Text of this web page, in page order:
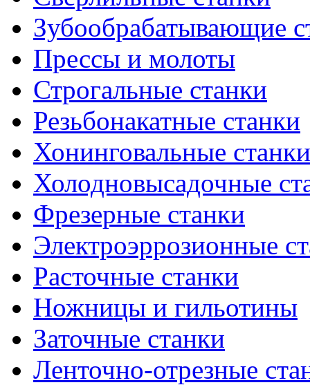
Зубообрабатывающие
Прессы и молоты
Строгальные станки
Резьбонакатные станки
Хонинговальные станки
Холодновысадочные
Фрезерные станки
Электроэррозионные
Расточные станки
Ножницы и гильотины
Заточные станки
Ленточно-отрезные